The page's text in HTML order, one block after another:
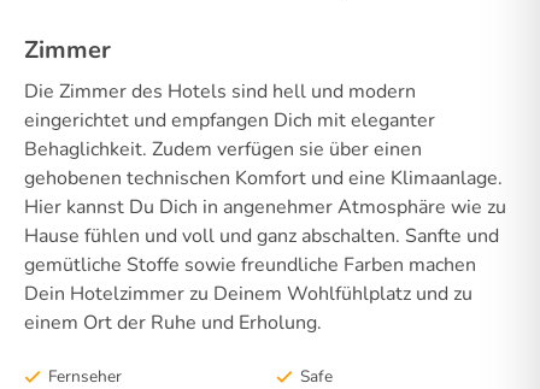
Zimmer
Die Zimmer des Hotels sind hell und modern
eingerichtet und empfangen Dich mit eleganter
Behaglichkeit. Zudem verfügen sie über einen
gehobenen technischen Komfort und eine Klimaanlage.
Hier kannst Du Dich in angenehmer Atmosphäre wie zu
Hause fühlen und voll und ganz abschalten. Sanfte und
gemütliche Stoffe sowie freundliche Farben machen
Dein Hotelzimmer zu Deinem Wohlfühlplatz und zu
einem Ort der Ruhe und Erholung.
Fernseher
Safe